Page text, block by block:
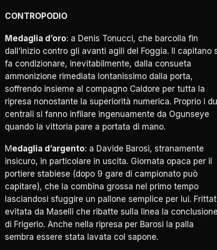
CONTROPODIO
Medaglia d’oro: a Denis Tonucci, che barcolla fin
dall’inizio contro gli avanti agili del Foggia. Il capitano
fa condizionare, inevitabilmente, dalla consueta
ammonizione rimediata lontanissimo dalla porta,
soffrendo insieme al compagno Caldore per tutta la
ripresa nonostante la superiorità numerica. Proprio i
centrali si fanno infilare ingenuamente da Ogunseye
quando la vittoria pare a portata di mano.
M edaglia d’argento: a Davide Barosi, stranamente
insicuro, in particolare in uscita. Giornata opaca per il
portiere stabiese (dopo 9 gare di campionato può
capitare), che la combina grossa nel primo tempo
lasciandosi sfuggire un pallone semplice per lui.
evitata da Maselli che ribatte sulla linea la
di Frigerio. Anche nella ripresa per Barosi la palla
sembra essere stata lavata col sapone.